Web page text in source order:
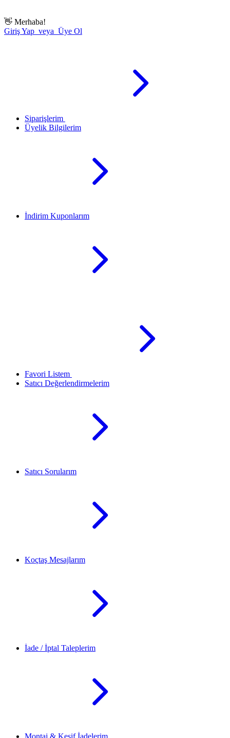
👋 Merhaba!
Giriş Yap veya Üye Ol
Siparişlerim
Üyelik Bilgilerim
İndirim Kuponlarım
Favori Listem
Satıcı Değerlendirmelerim
Satıcı Sorularım
Koçtaş Mesajlarım
İade / İptal Taleplerim
Montaj & Keşif İadelerim